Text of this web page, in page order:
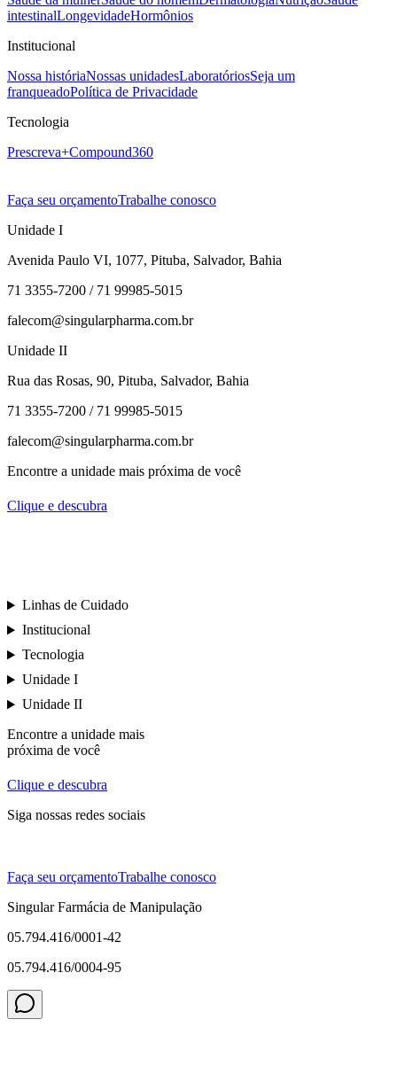
intestinalLongevidadeHormônios
Institucional
Nossa históriaNossas unidadesLaboratóriosSeja um
franqueadoPolítica de Privacidade
Tecnologia
Prescreva+Compound360
Faça seu orçamentoTrabalhe conosco
Unidade I
Avenida Paulo VI, 1077, Pituba, Salvador, Bahia
71 3355-7200 / 71 99985-5015
falecom@singularpharma.com.br
Unidade II
Rua das Rosas, 90, Pituba, Salvador, Bahia
71 3355-7200 / 71 99985-5015
falecom@singularpharma.com.br
Encontre a unidade mais próxima de você
Clique e descubra
Linhas de Cuidado
Institucional
Tecnologia
Unidade I
Unidade II
Encontre a unidade mais
próxima de você
Clique e descubra
Siga nossas redes sociais
Faça seu orçamentoTrabalhe conosco
Singular Farmácia de Manipulação
05.794.416/0001-42
05.794.416/0004-95